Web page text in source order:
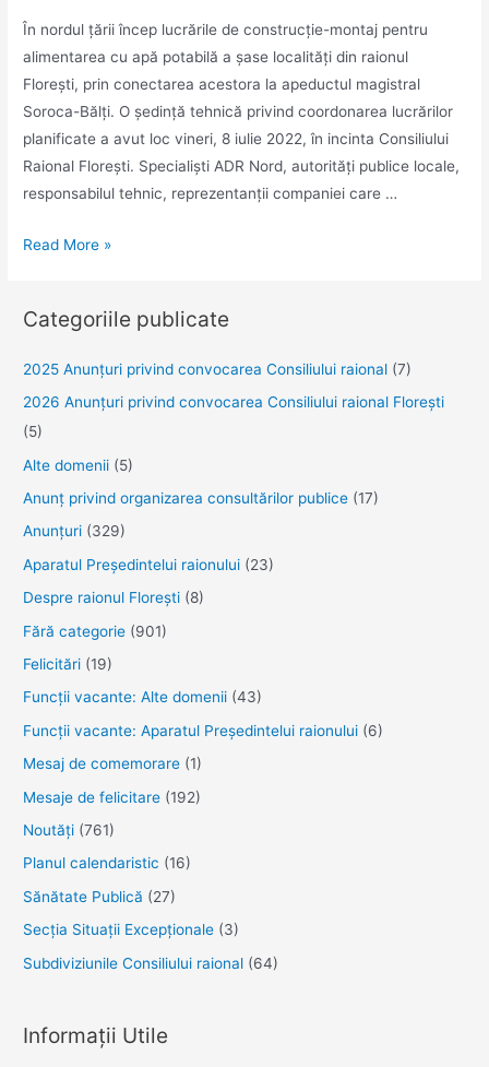
În nordul țării încep lucrările de construcție-montaj pentru
alimentarea cu apă potabilă a șase localități din raionul
Florești, prin conectarea acestora la apeductul magistral
Soroca-Bălți. O ședință tehnică privind coordonarea lucrărilor
planificate a avut loc vineri, 8 iulie 2022, în incinta Consiliului
Raional Florești. Specialiști ADR Nord, autorități publice locale,
responsabilul tehnic, reprezentanții companiei care …
În
încep
de
construcție-
montaj
pentru
alimentarea
potabilă
a
șase
Read More »
Categoriile publicate
2025 Anunţuri privind convocarea Consiliului raional (7)
2026 Anunțuri privind convocarea Consiliului raional Florești
(5)
Alte domenii (5)
Anunţ privind organizarea consultărilor publice (17)
Anunţuri (329)
Aparatul Preşedintelui raionului (23)
Despre raionul Floreşti (8)
Fără categorie (901)
Felicitări (19)
Funcţii vacante: Alte domenii (43)
Funcții vacante: Aparatul Președintelui raionului (6)
Mesaj de comemorare (1)
Mesaje de felicitare (192)
Noutăţi (761)
Planul calendaristic (16)
Sănătate Publică (27)
Secția Situații Excepționale (3)
Subdiviziunile Consiliului raional (64)
Informații Utile